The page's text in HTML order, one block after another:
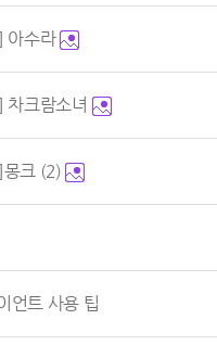
아수라
크람소녀
크 (2)
언트 사용 팁